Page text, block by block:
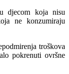
djecom koja nisu
ne konzumiraju
troškova
pokrenuti ovršne